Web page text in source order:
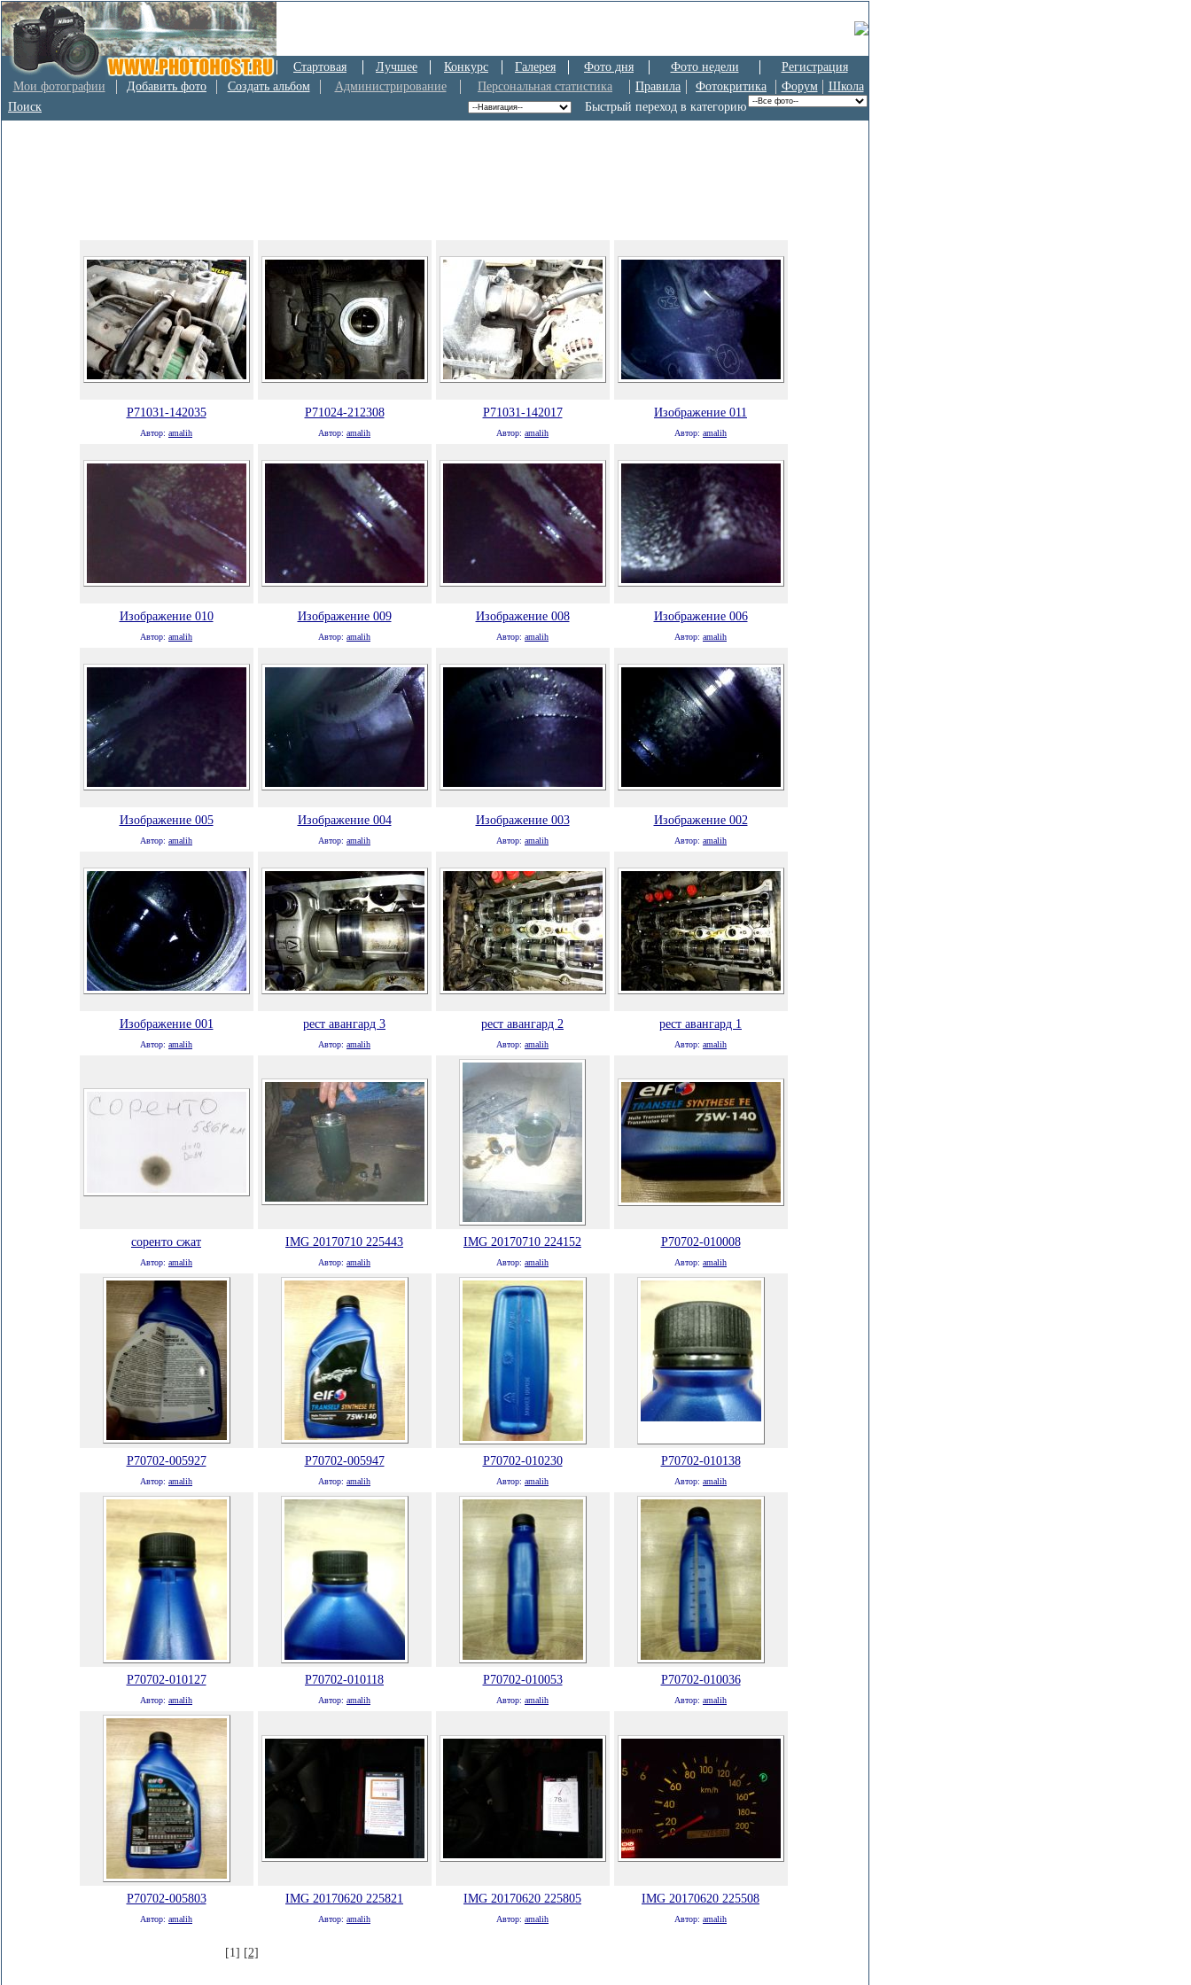
Стартовая Лучшее Конкурс Галерея Фото дня Фото недели
Регистрация
Мои фотографии
Добавить фото Создать альбом Администрирование Персональная статистика Правила Фотокритика Форум
Школа
Поиск
Быстрый переход в категорию
P71031-142035 P71024-212308 P71031-142017 Изображение 011
Автор: amalih Автор: amalih Автор: amalih Автор: amalih
Изображение 010 Изображение 009 Изображение 008 Изображение 006
Автор: amalih Автор: amalih Автор: amalih Автор: amalih
Изображение 005 Изображение 004 Изображение 003 Изображение 002
Автор: amalih Автор: amalih Автор: amalih Автор: amalih
Изображение 001 рест авангард 3 рест авангард 2 рест авангард 1
Автор: amalih Автор: amalih Автор: amalih Автор: amalih
соренто сжат IMG 20170710 225443 IMG 20170710 224152 P70702-010008
Автор: amalih Автор: amalih Автор: amalih Автор: amalih
P70702-005927 P70702-005947 P70702-010230 P70702-010138
Автор: amalih Автор: amalih Автор: amalih Автор: amalih
P70702-010127 P70702-010118 P70702-010053 P70702-010036
Автор: amalih Автор: amalih Автор: amalih Автор: amalih
P70702-005803 IMG 20170620 225821 IMG 20170620 225805 IMG 20170620 225508
Автор: amalih Автор: amalih Автор: amalih Автор: amalih
[1] [2]